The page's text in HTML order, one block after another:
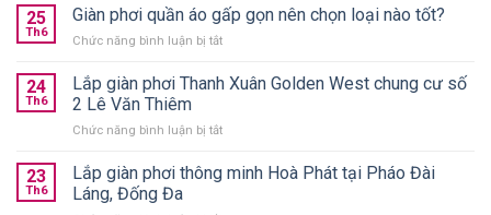
giàn
phơi
thông
treo
hãng
từ
25
Th6
Giàn phơi quần áo gấp gọn nên chọn loại nào tốt?
Chức năng bình luận bị tắtở
phơi
gấp
nên
24
Th6
Lắp giàn phơi Thanh Xuân Golden West chung cư số
2 Lê Văn Thiêm
Chức năng bình luận bị tắtở
giàn
23
Th6
Lắp giàn phơi thông minh Hoà Phát tại Pháo Đài
Láng, Đống Đa